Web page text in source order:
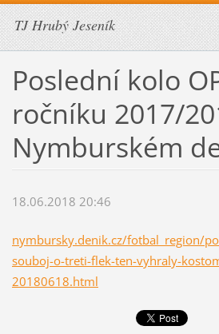
TJ Hrubý Jeseník
Poslední kolo
ročníku 2017/
Nymburském
18.06.2018 20:46
nymbursky.denik.cz/fotbal_region/
souboj-o-treti-flek-ten-vyhraly-
20180618.html